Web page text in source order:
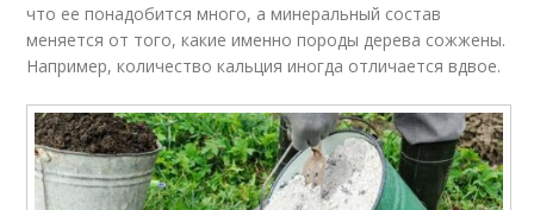
что ее понадобится много, а минеральный состав
меняется от того, какие именно породы дерева сожжены.
Например, количество кальция иногда отличается вдвое.